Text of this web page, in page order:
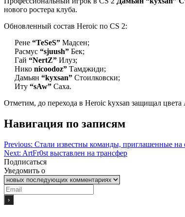
нового ростера клуба.
Обновленный состав Heroic по CS 2:
Рене “TeSeS” Мадсен;
Расмус “sjuush” Бек;
Гай “NertZ” Илуз;
Нико nicoodoz” Тамджиди;
Дамьян “kyxsan” Стоилковски;
Иту “sAw” Саха.
Отметим, до перехода в Heroic kyxsan защищал
Навигация по записям
Previous: Стали известны команды, приглашенные
Next: ArtFr0st выставлен на трансфер
Подписаться
Уведомить о